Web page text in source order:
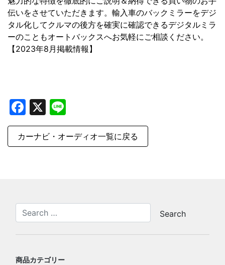
伝いをさせていただきます。輸入車のバックミラーをデジ
タル化してクルマの後方を確実に確認できるデジタルミラ
ーのこともオートバックスへお気軽にご相談ください。
【2023年8月掲載情報】
Facebook
X
カーナビ・オーディオ一覧に戻る
商品カテゴリー